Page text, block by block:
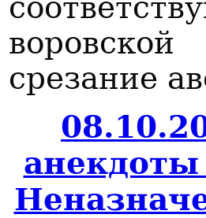
срезание